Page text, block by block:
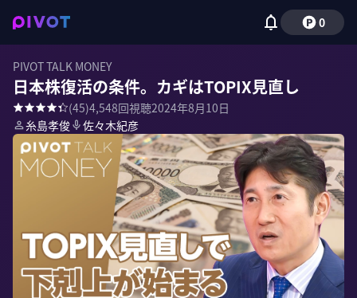
0
PIVOT TALK MONEY
日本株復活の条件。カギはTOPIX見直し
(45)4,548回視聴2024年8月10日
糸島孝俊
佐々木紀彦